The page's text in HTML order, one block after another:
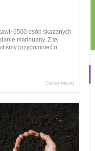
6500 osób skazanych
marihuany. Z tej
przypomnieć o
Czytaj więcej